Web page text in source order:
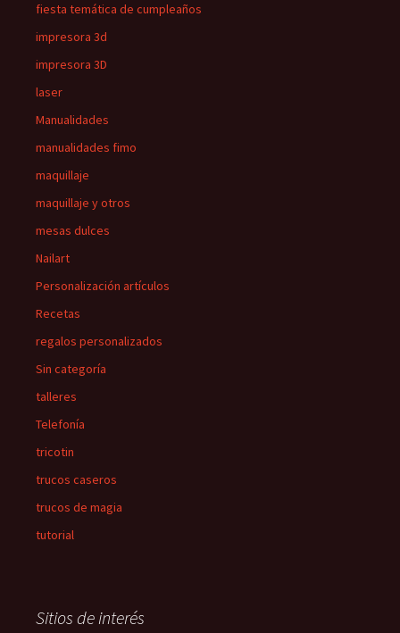
fiesta temática de cumpleaños
impresora 3d
impresora 3D
laser
Manualidades
manualidades fimo
maquillaje
maquillaje y otros
mesas dulces
Nailart
Personalización artículos
Recetas
regalos personalizados
Sin categoría
talleres
Telefonía
tricotin
trucos caseros
trucos de magia
tutorial
Sitios de interés